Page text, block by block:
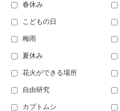
春休み
こどもの日
梅雨
夏休み
花火ができる場所
自由研究
カブトムシ